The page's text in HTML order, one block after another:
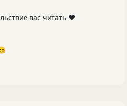
вас читать ❤️